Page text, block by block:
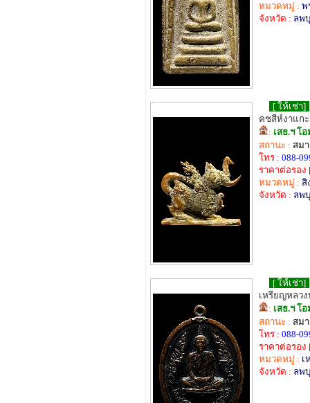
หมวดหมู่ : พ
จังหวัด : ลพ
[ ให้เช่า]
คชสีห์งาแกะ
: เสธ.ฯ โ
สถานะ : สม
โทร : 088-
ราคาต่อรอง
หมวดหมู่ : สิ
จังหวัด : ลพ
[ ให้เช่า]
เหรียญหลว
: เสธ.ฯ โ
สถานะ : สม
โทร : 088-
ราคาต่อรอง
หมวดหมู่ : เ
จังหวัด : ลพ